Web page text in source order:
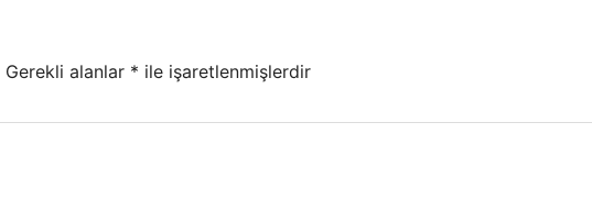
Gerekli alanlar * ile işaretlenmişlerdir